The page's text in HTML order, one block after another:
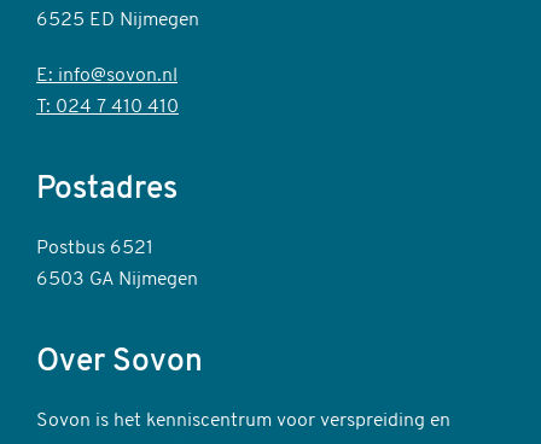
6525 ED Nijmegen
E: info@sovon.nl
T: 024 7 410 410
Postadres
Postbus 6521
6503 GA Nijmegen
Over Sovon
Sovon is het kenniscentrum voor verspreiding en